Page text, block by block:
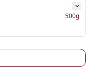
500g